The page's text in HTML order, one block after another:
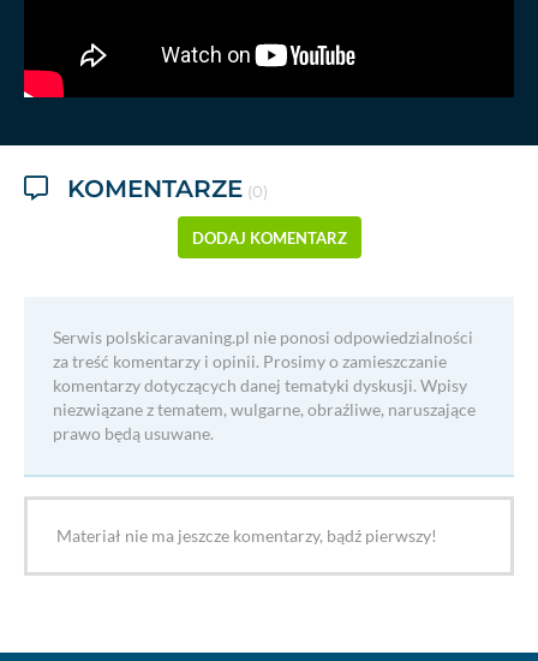
KOMENTARZE (0)
DODAJ KOMENTARZ
Serwis polskicaravaning.pl nie ponosi odpowiedzialności
za treść komentarzy i opinii. Prosimy o zamieszczanie
komentarzy dotyczących danej tematyki dyskusji. Wpisy
niezwiązane z tematem, wulgarne, obraźliwe, naruszające
prawo będą usuwane.
Materiał nie ma jeszcze komentarzy, bądź pierwszy!